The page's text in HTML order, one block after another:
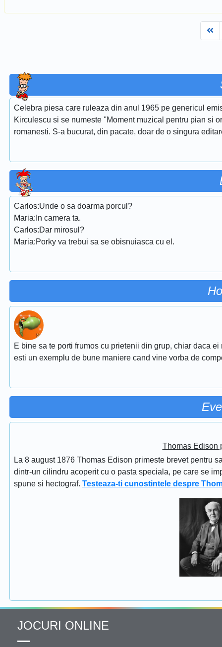
Celebra piesa care ruleaza din anul 1965 pe genericul
Kirculescu si se numeste ''Moment muzical pentru pian si
romanesti. S-a bucurat, din pacate, doar de o singura
Carlos:Unde o sa doarma porcul?
Maria:In camera ta.
Carlos:Dar mirosul?
Maria:Porky va trebui sa se obisnuiasca cu el.
E bine sa te porti frumos cu prietenii din grup, chiar daca
esti un exemplu de bune maniere cand vine vorba de
Thomas Edison
La 8 august 1876 Thomas Edison primeste brevet pentru
dintr-un cilindru acoperit cu o pasta speciala, pe care se
spune si hectograf. Testeaza-ti cunostintele despre
JOCURI ONLINE